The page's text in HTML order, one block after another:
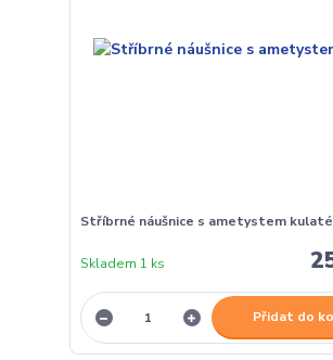
Stříbrné náušnice s ametystem kulaté
Skladem 1 ks
Přidat do